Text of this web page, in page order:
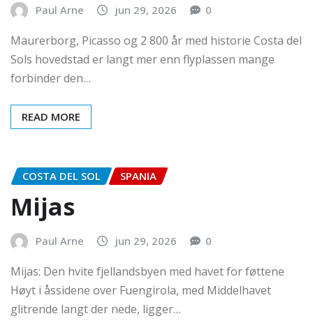
Paul Arne jun 29, 2026 0
Maurerborg, Picasso og 2 800 år med historie Costa del
Sols hovedstad er langt mer enn flyplassen mange
forbinder den…
READ MORE
COSTA DEL SOL SPANIA
Mijas
Paul Arne jun 29, 2026 0
Mijas: Den hvite fjellandsbyen med havet for føttene
Høyt i åssidene over Fuengirola, med Middelhavet
glitrende langt der nede, ligger…